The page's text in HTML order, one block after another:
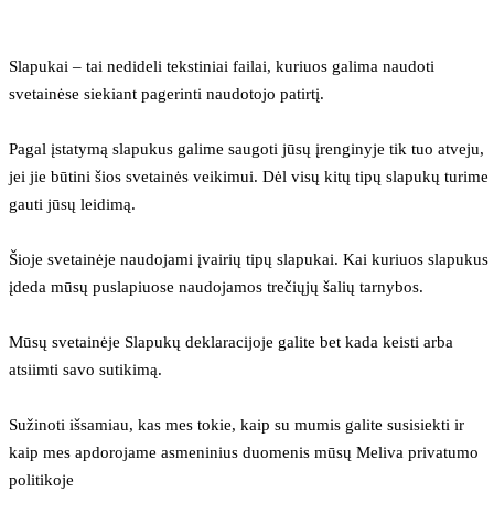
Slapukai – tai nedideli tekstiniai failai, kuriuos galima naudoti
svetainėse siekiant pagerinti naudotojo patirtį.
Pagal įstatymą slapukus galime saugoti jūsų įrenginyje tik tuo atveju,
jei jie būtini šios svetainės veikimui. Dėl visų kitų tipų slapukų turime
gauti jūsų leidimą.
Šioje svetainėje naudojami įvairių tipų slapukai. Kai kuriuos slapukus
įdeda mūsų puslapiuose naudojamos trečiųjų šalių tarnybos.
Mūsų svetainėje Slapukų deklaracijoje galite bet kada keisti arba
atsiimti savo sutikimą.
Sužinoti išsamiau, kas mes tokie, kaip su mumis galite susisiekti ir
kaip mes apdorojame asmeninius duomenis mūsų Meliva privatumo
politikoje